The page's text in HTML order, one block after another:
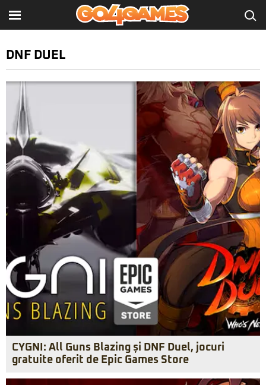
DNF DUEL
CYGNI: All Guns Blazing și DNF Duel, jocuri
gratuite oferit de Epic Games Store